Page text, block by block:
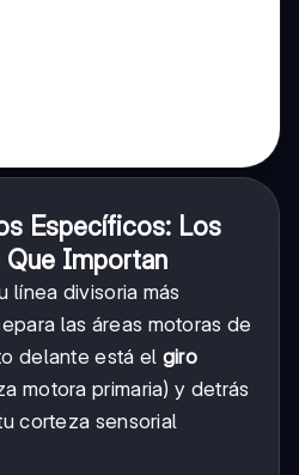
Específicos: Los
Que Importan
línea divisoria más
las áreas motoras de
delante está el giro
motora primaria) y detrás
corteza sensorial